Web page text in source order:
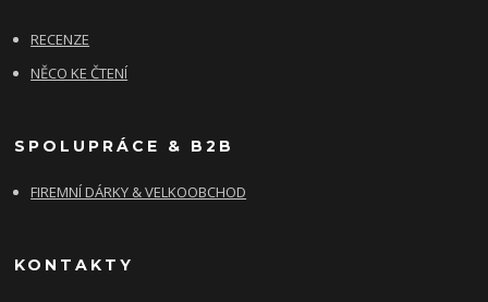
RECENZE
NĚCO KE ČTENÍ
SPOLUPRÁCE & B2B
FIREMNÍ DÁRKY & VELKOOBCHOD
KONTAKTY